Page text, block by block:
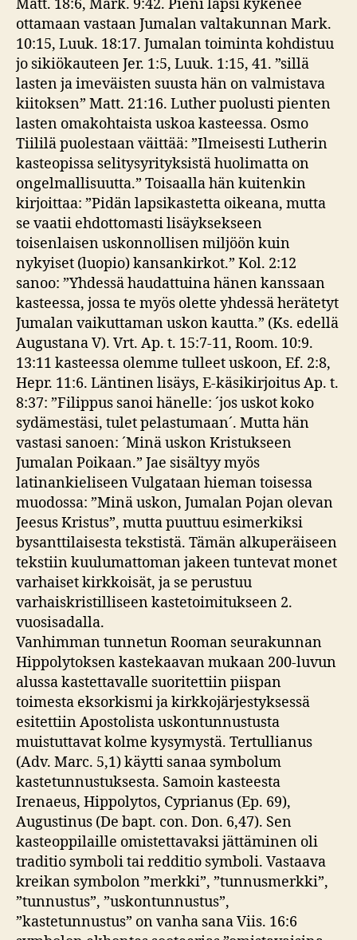
Matt. 18:6, Mark. 9:42. Pieni lapsi kykenee
ottamaan vastaan Jumalan valtakunnan Mark.
10:15, Luuk. 18:17. Jumalan toiminta kohdistuu
jo sikiökauteen Jer. 1:5, Luuk. 1:15, 41. ”sillä
lasten ja imeväisten suusta hän on valmistava
kiitoksen” Matt. 21:16. Luther puolusti pienten
lasten omakohtaista uskoa kasteessa. Osmo
Tiililä puolestaan väittää: ”Ilmeisesti Lutherin
kasteopissa selitysyrityksistä huolimatta on
ongelmallisuutta.” Toisaalla hän kuitenkin
kirjoittaa: ”Pidän lapsikastetta oikeana, mutta
se vaatii ehdottomasti lisäyksekseen
toisenlaisen uskonnollisen miljöön kuin
nykyiset (luopio) kansankirkot.” Kol. 2:12
sanoo: ”Yhdessä haudattuina hänen kanssaan
kasteessa, jossa te myös olette yhdessä herätetyt
Jumalan vaikuttaman uskon kautta.” (Ks. edellä
Augustana V). Vrt. Ap. t. 15:7-11, Room. 10:9.
13:11 kasteessa olemme tulleet uskoon, Ef. 2:8,
Hepr. 11:6. Läntinen lisäys, E-käsikirjoitus Ap. t.
8:37: ”Filippus sanoi hänelle: ´jos uskot koko
sydämestäsi, tulet pelastumaan´. Mutta hän
vastasi sanoen: ´Minä uskon Kristukseen
Jumalan Poikaan.” Jae sisältyy myös
latinankieliseen Vulgataan hieman toisessa
muodossa: ”Minä uskon, Jumalan Pojan olevan
Jeesus Kristus”, mutta puuttuu esimerkiksi
bysanttilaisesta tekstistä. Tämän alkuperäiseen
tekstiin kuulumattoman jakeen tuntevat monet
varhaiset kirkkoisät, ja se perustuu
varhaiskristilliseen kastetoimitukseen 2.
vuosisadalla.
Vanhimman tunnetun Rooman seurakunnan
Hippolytoksen kastekaavan mukaan 200-luvun
alussa kastettavalle suoritettiin piispan
toimesta eksorkismi ja kirkkojärjestyksessä
esitettiin Apostolista uskontunnustusta
muistuttavat kolme kysymystä. Tertullianus
(Adv. Marc. 5,1) käytti sanaa symbolum
kastetunnustuksesta. Samoin kasteesta
Irenaeus, Hippolytos, Cyprianus (Ep. 69),
Augustinus (De bapt. con. Don. 6,47). Sen
kasteoppilaille omistettavaksi jättäminen oli
traditio symboli tai redditio symboli. Vastaava
kreikan symbolon ”merkki”, ”tunnusmerkki”,
”tunnustus”, ”uskontunnustus”,
”kastetunnustus” on vanha sana Viis. 16:6